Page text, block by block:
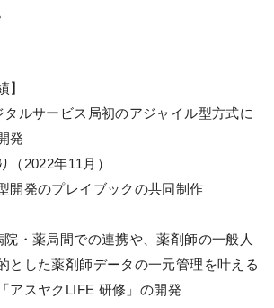
】
ルサービス局初のアジャイル型方式に
発
2022年11月）
開発のプレイブックの共同制作
・薬局間での連携や、薬剤師の⼀般⼈
とした薬剤師データの一元管理を叶える
アスヤクLIFE 研修」の開発